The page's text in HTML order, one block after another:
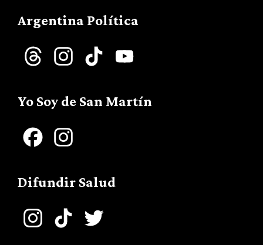
Argentina Política
Threads InstagramTikTok
Yo Soy de San Martín
Facebook
Difundir Salud
InstagramTikTok